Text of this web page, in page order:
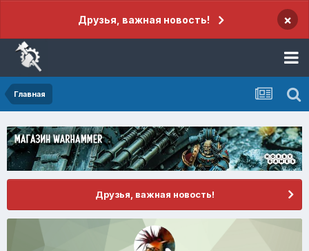
Друзья, важная новость! ×
Главная
Друзья, важная новость!